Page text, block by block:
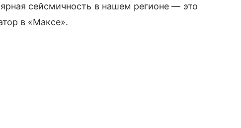
сейсмичность в нашем регионе — это
в «Максе».